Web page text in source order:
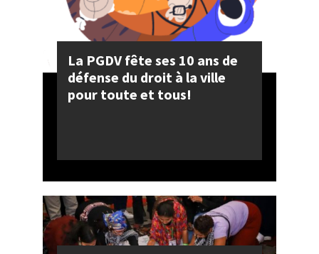
La PGDV fête ses 10 ans de
défense du droit à la ville
pour toute et tous!